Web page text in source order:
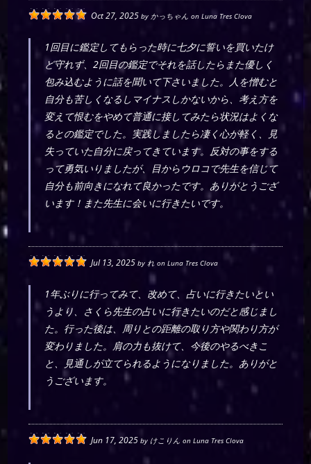
Oct 27, 2025 by かっちゃん onLuna Tres Clova
1回目に鑑定してもらった時に七夕に誓いを買いたけ
ど守れず、2回目の鑑定でそれを話したらまた優しく
包み込むように話を聞いて下さいました。人を憎むと
自分も苦しくなるしマイナスしかないから、考え方を
変えて恨むをやめて普通に接してみたら状況はよくな
るとの鑑定でした。実践しましたら凄く心が軽く、見
失っていた自分に戻ってきています。反対の事をする
って勇気いりましたが、目からウロコで先生を信じて
自分も前向きになれて良かったです。ありがとうござ
います！また先生に会いに行きたいです。
Jul 13, 2025 byれ onLuna Tres Clova
1年ぶりに行ってみて、改めて、占いに行きたいとい
うより、さくら先生の占いに行きたいのだと感じまし
た。行った後は、周りとの距離の取り方や関わり方が
変わりました。肩の力も抜けて、今後のやるべきこ
と、見通しが立てられるようになりました。ありがと
うございます。
Jun 17, 2025 by けこりん onLuna Tres Clova